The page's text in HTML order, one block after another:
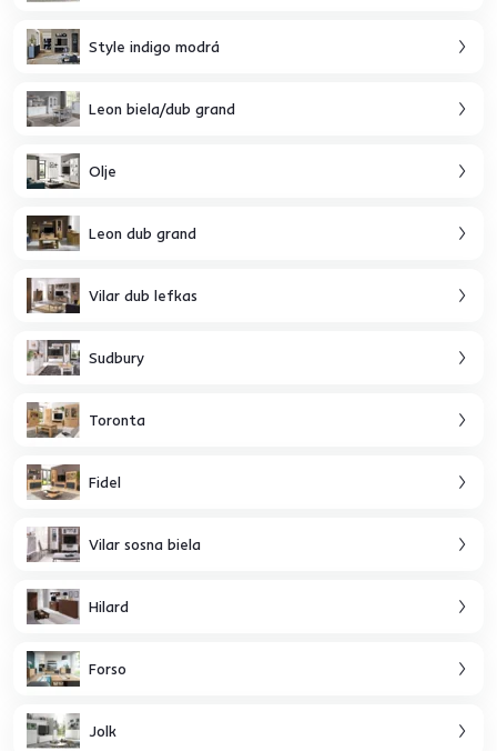
Style indigo modrá
Leon biela/dub grand
Olje
Leon dub grand
Vilar dub lefkas
Sudbury
Toronta
Fidel
Vilar sosna biela
Hilard
Forso
Jolk